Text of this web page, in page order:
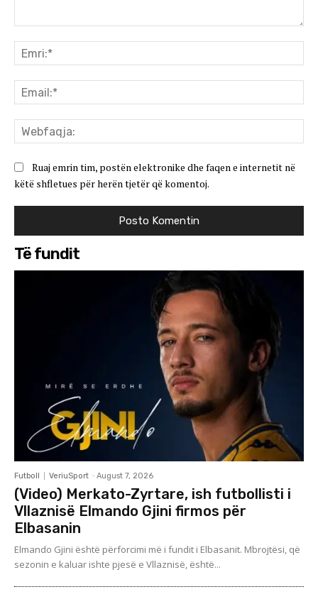
Ruaj emrin tim, postën elektronike dhe faqen e internetit në
këtë shfletues për herën tjetër që komentoj.
Të fundit
Futboll VeriuSport - August 7, 2026
(Video) Merkato-Zyrtare, ish futbollisti i
Vllaznisë Elmando Gjini firmos për
Elbasanin
Elmando Gjini është përforcimi më i fundit i Elbasanit. Mbrojtësi, që
sezonin e kaluar ishte pjesë e Vllaznisë, është...